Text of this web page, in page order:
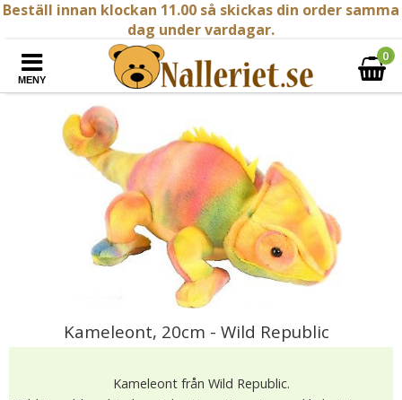
Beställ innan klockan 11.00 så skickas din order samma
dag under vardagar.
MENY
0
Kameleont, 20cm - Wild Republic
Kameleont från Wild Republic.